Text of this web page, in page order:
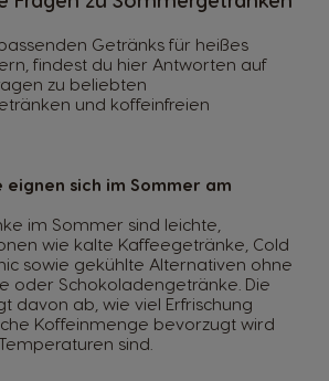
Getränks für heißes
findest du hier Antworten auf
zu beliebten
und koffeinfreien
sich im Sommer am
im Sommer sind leichte,
wie kalte Kaffeegetränke, Cold
sowie gekühlte Alternativen ohne
oder Schokoladengetränke. Die
davon ab, wie viel Erfrischung
Koffeinmenge bevorzugt wird
sind.